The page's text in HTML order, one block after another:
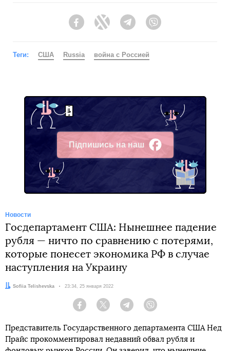
FacebookTwitter Telegram
Теги: США Russia война с Россией
Підпишись на наш
Facebook
Новости
Госдепартамент США: Нынешнее падение
рубля — ничто по сравнению с потерями,
которые понесет экономика РФ в случае
наступления на Украину
Автор:
Sofiia Telishevska Дата:
23:34, 25 января 2022
Facebook Twitter Telegram
Представитель Государственного департамента США Нед
Прайс прокомментировал недавний обвал рубля и